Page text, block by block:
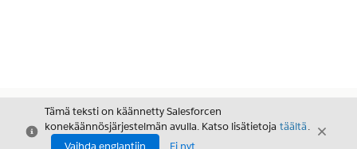
Sulje
Tämä teksti on käännetty Salesforcen
konekäännösjärjestelmän avulla. Katso lisätietoja täältä.
Vaihda englantiin
Ei nyt
Sulje